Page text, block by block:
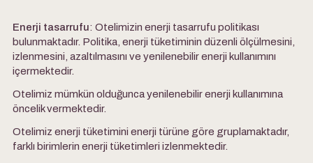
Enerji tasarrufu: Otelimizin enerji tasarrufu politikası
bulunmaktadır. Politika, enerji tüketiminin düzenli ölçülmesini,
izlenmesini, azaltılmasını ve yenilenebilir enerji kullanımını
içermektedir.
Otelimiz mümkün olduğunca yenilenebilir enerji kullanımına
öncelik vermektedir.
Otelimiz enerji tüketimini enerji türüne göre gruplamaktadır,
farklı birimlerin enerji tüketimleri izlenmektedir.